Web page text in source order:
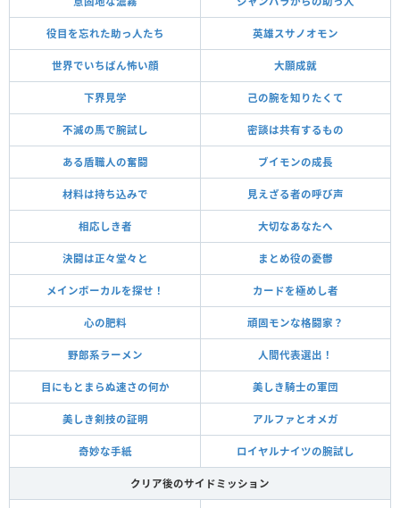
役目を忘れた助っ人たち 英雄スサノオモン
世界でいちばん怖い顔 大願成就
下界見学 己の腕を知りたくて
不滅の馬で腕試し 密談は共有するもの
ある盾職人の奮闘 ブイモンの成長
材料は持ち込みで 見えざる者の呼び声
相応しき者 大切なあなたへ
決闘は正々堂々と まとめ役の憂鬱
メインボーカルを探せ！ カードを極めし者
心の肥料 頑固モンな格闘家？
野郎系ラーメン 人間代表選出！
目にもとまらぬ速さの何か 美しき騎士の軍団
美しき剣技の証明 アルファとオメガ
奇妙な手紙 ロイヤルナイツの腕試し
クリア後のサイドミッション